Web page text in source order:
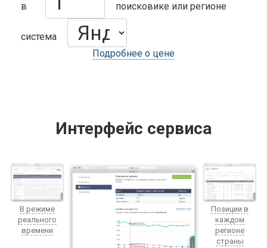
в поисковике или регионе
система
Подробнее о цене
Интерфейс сервиса
В режиме
реального
времени
Позиции в
каждом
регионе
страны